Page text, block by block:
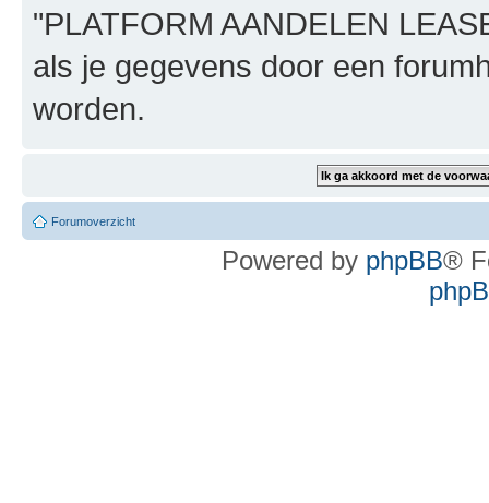
"PLATFORM AANDELEN
als je gegevens door een
worden.
Forumoverzicht
Powered by phpBB®